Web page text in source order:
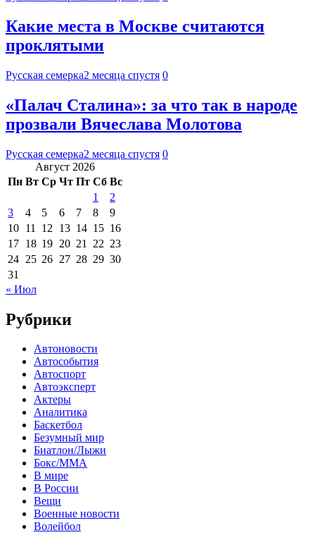
Какие места в Москве считаются
проклятыми
Русская семерка2 месяца спустя 0
«Палач Сталина»: за что так в народе
прозвали Вячеслава Молотова
Русская семерка2 месяца спустя 0
Август 2026
Пн Вт Ср Чт Пт Сб Вс
1
2
3
4 5 6 7 8
9
10 11 12 13 14 15 16
17 18 19 20 21 22 23
24 25 26 27 28 29 30
31
« Июл
Рубрики
Автоновости
Автособытия
Автоспорт
Автоэксперт
Актеры
Аналитика
Баскетбол
Безумный мир
Биатлон/Лыжи
Бокс/MMA
В мире
В России
Вещи
Военные новости
Волейбол